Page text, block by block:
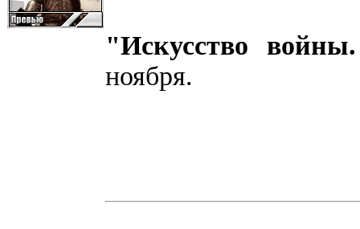
"Искусство
ноября.